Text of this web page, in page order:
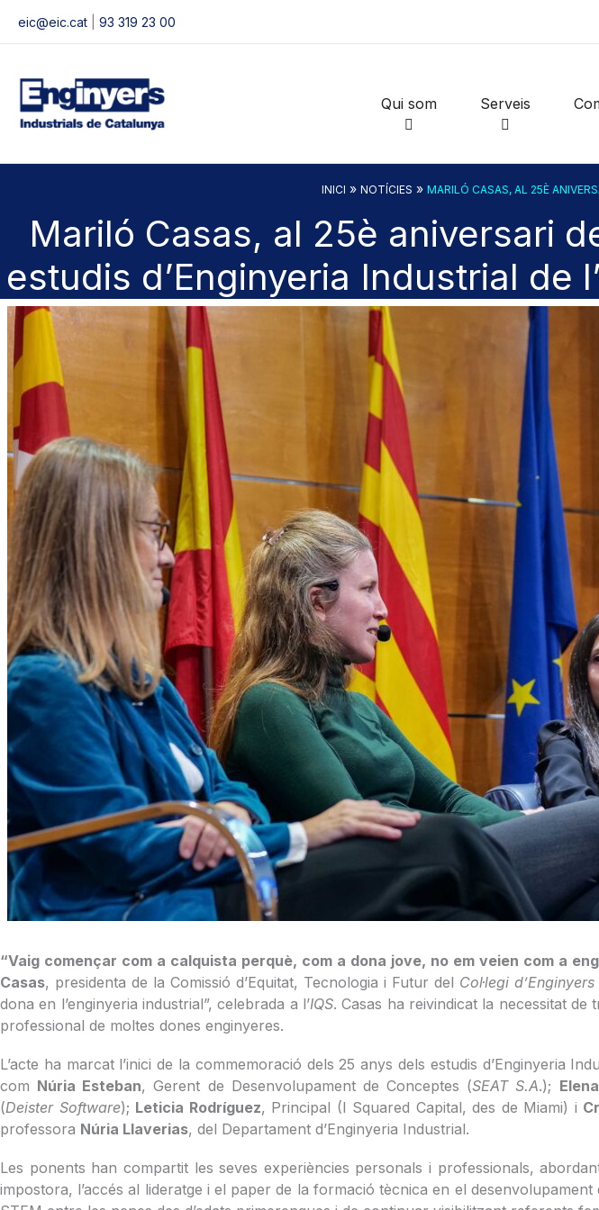
eic@eic.cat 93 319 23 00
Qui som Serveis
INICI » NOTÍCIES » MARILÓ CASAS, AL 25È
Mariló Casas, al 25è aniversari
estudis d’Enginyeria Industrial de
“Vaig començar com a calquista perquè, com a dona jove, no em veien com a
Casas, presidenta de la Comissió d’Equitat, Tecnologia i Futur del Col·legi
dona en l’enginyeria industrial”, celebrada a l’IQS. Casas ha reivindicat la necessitat
professional de moltes dones enginyeres.
L’acte ha marcat l’inici de la commemoració dels 25 anys dels estudis d’Enginyeria
com Núria Esteban, Gerent de Desenvolupament de Conceptes (SEAT S.A.);
(Deister Software); Leticia Rodríguez, Principal (I Squared Capital, des de Miami) i
professora Núria Llaverias, del Departament d’Enginyeria Industrial.
Les ponents han compartit les seves experiències personals i professionals,
impostora, l’accés al lideratge i el paper de la formació tècnica en el